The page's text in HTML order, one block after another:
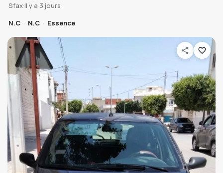
Sfax·Il y a 3 jours
N.C
N.C Essence